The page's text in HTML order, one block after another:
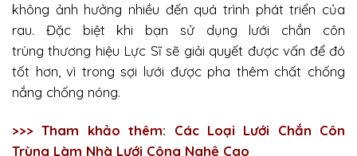
không ảnh hưởng nhiều đến quá trình phát triển của
rau. Đặc biệt khi bạn sử dụng lưới chắn côn
trùng thương hiệu Lực Sĩ sẽ giải quyết được vấn để đó
tốt hơn, vì trong sợi lưới được pha thêm chất chống
nắng chống nóng.
>>> Tham khảo thêm: Các Loại Lưới Chắn Côn
Trùng Làm Nhà Lưới Công Nghệ Cao